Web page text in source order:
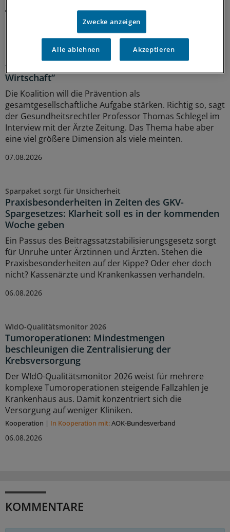
MEHR ZUM THEMA
Gesundheitsrechtler Thomas Schlegel: „Krankheit
wirkt wie eine stille Rezession im Inneren der
Wirtschaft“
Die Koalition will die Prävention als
gesamtgesellschaftliche Aufgabe stärken. Richtig so, sagt
der Gesundheitsrechtler Professor Thomas Schlegel im
Interview mit der Ärzte Zeitung. Das Thema habe aber
eine viel größere Dimension als viele meinten.
07.08.2026
Sparpaket sorgt für Unsicherheit
Praxisbesonderheiten in Zeiten des GKV-
Spargesetzes: Klarheit soll es in der kommenden
Woche geben
Ein Passus des Beitragssatzstabilisierungsgesetz sorgt
für Unruhe unter Ärztinnen und Ärzten. Stehen die
Praxisbesonderheiten auf der Kippe? Oder eher doch
nicht? Kassenärzte und Krankenkassen verhandeln.
06.08.2026
WIdO-Qualitätsmonitor 2026
Tumoroperationen: Mindestmengen
beschleunigen die Zentralisierung der
Krebsversorgung
Der WIdO-Qualitätsmonitor 2026 weist für mehrere
komplexe Tumoroperationen steigende Fallzahlen je
Krankenhaus aus. Damit konzentriert sich die
Versorgung auf weniger Kliniken.
Kooperation | In Kooperation mit:AOK-Bundesverband
06.08.2026
KOMMENTARE
Zwecke anzeigen
Alle ablehnen Akzeptieren